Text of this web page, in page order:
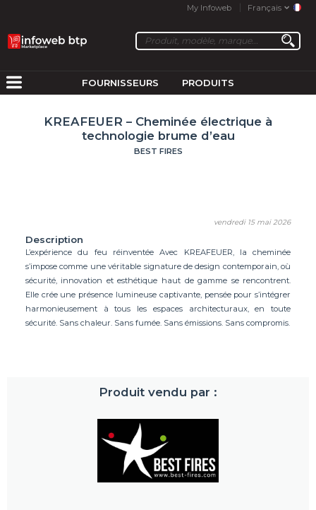
My Infoweb Français
FOURNISSEURS PRODUITS
KREAFEUER – Cheminée électrique à
technologie brume d’eau
BEST FIRES
vendredi 15 mai 2026
Description
L’expérience du feu réinventée Avec KREAFEUER, la cheminée
s’impose comme une véritable signature de design contemporain, où
sécurité, innovation et esthétique haut de gamme se rencontrent.
Elle crée une présence lumineuse captivante, pensée pour s’intégrer
harmonieusement à tous les espaces architecturaux, en toute
sécurité. Sans chaleur. Sans fumée. Sans émissions. Sans compromis.
Produit vendu par :